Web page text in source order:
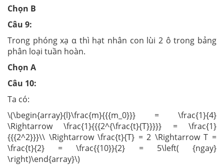
Chọn B
Câu 9:
Trong phóng xạ α thì hạt nhân con lùi 2 ô trong bảng
phân loại tuần hoàn.
Chọn A
Câu 10:
Ta có:
\(\begin{array}{l}\frac{m}{{{m_0}}} = \frac{1}{4}
\Rightarrow \frac{1}{{{2^{\frac{t}{T}}}}} = \frac{1}
{{{2^2}}}\\ \Rightarrow \frac{t}{T} = 2 \Rightarrow T =
\frac{t}{2} = \frac{{10}}{2} = 5\left( {ngay}
\right)\end{array}\)